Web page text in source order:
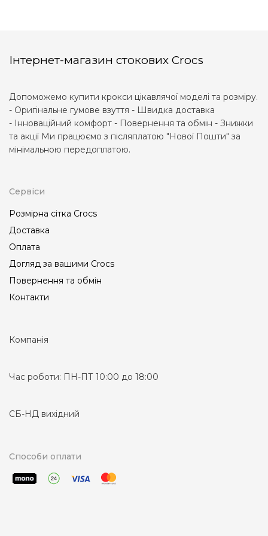
Інтернет-магазин стокових Crocs
Допоможемо купити крокси цікавлячої моделі та розміру.
- Оригінальне гумове взуття - Швидка доставка
- Інноваційний комфорт - Повернення та обмін - Знижки
та акції Ми працюємо з післяплатою "Нової Пошти" за
мінімальною передоплатою.
Сервіси
Розмірна сітка Crocs
Доставка
Оплата
Догляд за вашими Crocs
Повернення та обмін
Контакти
Компанія
Час роботи: ПН-ПТ 10:00 до 18:00
СБ-НД вихідний
Способи оплати